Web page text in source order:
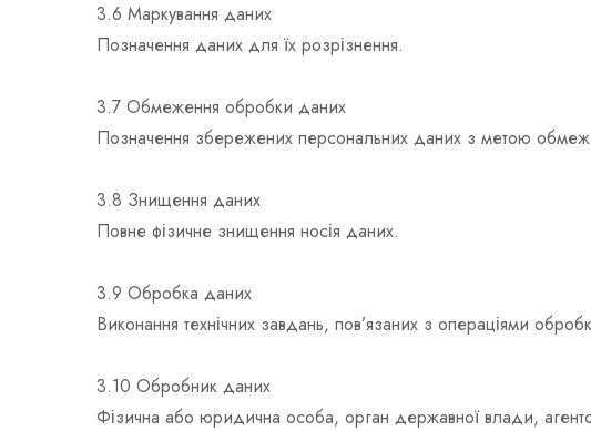
3.6 Маркування даних
Позначення даних для їх розрізнення.
3.7 Обмеження обробки даних
Позначення збережених персональних даних з метою
3.8 Знищення даних
Повне фізичне знищення носія даних.
3.9 Обробка даних
Виконання технічних завдань, пов’язаних з операціями
3.10 Обробник даних
Фізична або юридична особа, орган державної влади,